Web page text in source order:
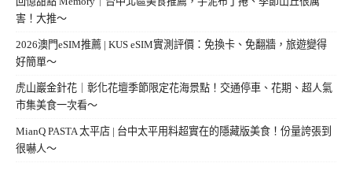
害！大推～
2026澳門eSIM推薦 | KUS eSIM實測評價：免換卡、免翻牆，旅遊變得
好簡單～
虎山巖金針花｜彰化花壇季節限定花海景點！交通停車、花期、超人氣
市集美食一次看～
MianQ PASTA 太平店 | 台中太平用料超實在的隱藏版美食！份量誇張到
很嚇人～